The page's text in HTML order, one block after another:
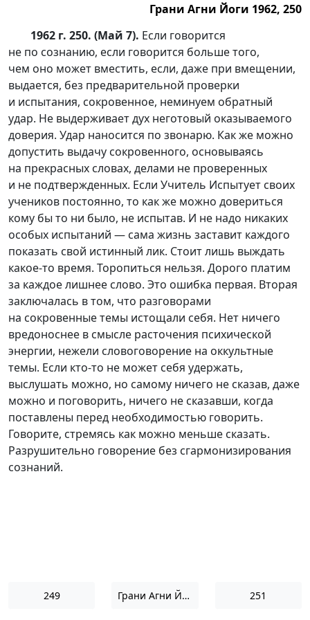
Грани Агни Йоги 1962, 250
1962 г. 250. (Май 7). Если говорится
не по сознанию, если говорится больше того,
чем оно может вместить, если, даже при вмещении,
выдается, без предварительной проверки
и испытания, сокровенное, неминуем обратный
удар. Не выдерживает дух неготовый оказываемого
доверия. Удар наносится по звонарю. Как же можно
допустить выдачу сокровенного, основываясь
на прекрасных словах, делами не проверенных
и не подтвержденных. Если Учитель Испытует своих
учеников постоянно, то как же можно довериться
кому бы то ни было, не испытав. И не надо никаких
особых испытаний — сама жизнь заставит каждого
показать свой истинный лик. Стоит лишь выждать
какое-то время. Торопиться нельзя. Дорого платим
за каждое лишнее слово. Это ошибка первая. Вторая
заключалась в том, что разговорами
на сокровенные темы истощали себя. Нет ничего
вредоноснее в смысле расточения психической
энергии, нежели словоговорение на оккультные
темы. Если кто-то не может себя удержать,
выслушать можно, но самому ничего не сказав, даже
можно и поговорить, ничего не сказавши, когда
поставлены перед необходимостью говорить.
Говорите, стремясь как можно меньше сказать.
Разрушительно говорение без сгармонизирования
сознаний.
249 Грани Агни Йоги 1962 251